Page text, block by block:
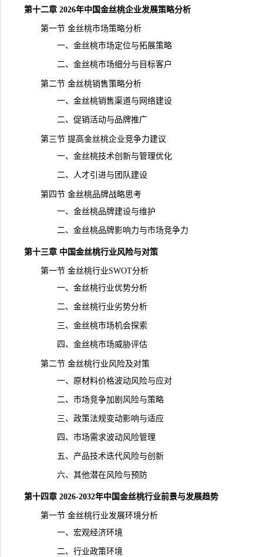
第十二章 2026年中国金丝桃企业发展策略分析
第一节 金丝桃市场策略分析
一、金丝桃市场定位与拓展策略
二、金丝桃市场细分与目标客户
第二节 金丝桃销售策略分析
一、金丝桃销售渠道与网络建设
二、促销活动与品牌推广
第三节 提高金丝桃企业竞争力建议
一、金丝桃技术创新与管理优化
二、人才引进与团队建设
第四节 金丝桃品牌战略思考
一、金丝桃品牌建设与维护
二、金丝桃品牌影响力与市场竞争力
第十三章 中国金丝桃行业风险与对策
第一节 金丝桃行业SWOT分析
一、金丝桃行业优势分析
二、金丝桃行业劣势分析
三、金丝桃市场机会探索
四、金丝桃市场威胁评估
第二节 金丝桃行业风险及对策
一、原材料价格波动风险与应对
二、市场竞争加剧风险与策略
三、政策法规变动影响与适应
四、市场需求波动风险管理
五、产品技术迭代风险与创新
六、其他潜在风险与预防
第十四章 2026-2032年中国金丝桃行业前景与发展趋势
第一节 金丝桃行业发展环境分析
一、宏观经济环境
二、行业政策环境